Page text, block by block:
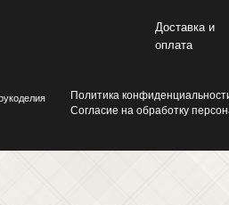
Доставка и
оплата
Политика
Согласие на обработку